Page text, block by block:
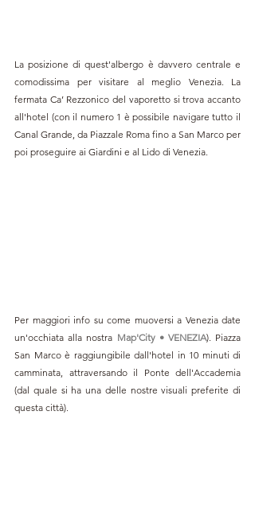
La posizione di quest'albergo è davvero centrale e
comodissima per visitare al meglio Venezia. La
fermata Ca’ Rezzonico del vaporetto si trova accanto
all'hotel (con il numero 1 è possibile navigare tutto il
Canal Grande, da Piazzale Roma fino a San Marco per
poi proseguire ai Giardini e al Lido di Venezia.
Per maggiori info su come muoversi a Venezia date
un'occhiata alla nostra Map'City • VENEZIA). Piazza
San Marco è raggiungibile dall'hotel in 10 minuti di
camminata, attraversando il Ponte dell'Accademia
(dal quale si ha una delle nostre visuali preferite di
questa città).